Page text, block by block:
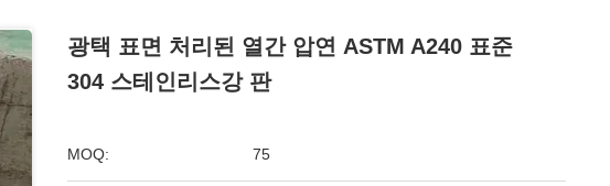
광택 표면 처리된 열간 압연 ASTM A240 표준
304 스테인리스강 판
MOQ: 75